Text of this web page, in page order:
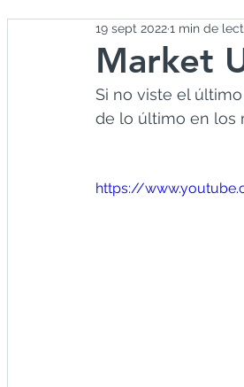
Economía
Market
19 sept 20221 min de
Si no viste el
de lo último en los
https://